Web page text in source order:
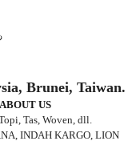
Brunei, Taiwan.
ABOUT US
Tas, Woven, dll.
INDAH KARGO, LION